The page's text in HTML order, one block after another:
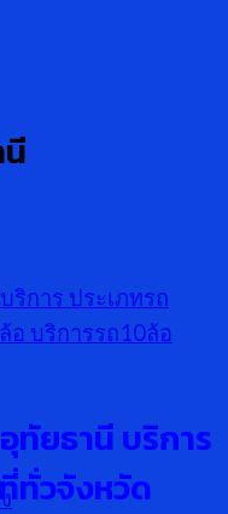
ริการ ประเภทรถ
อ บริการรถ10ล้อ
ทัยธานี บริการ
ทั่วจังหวัด